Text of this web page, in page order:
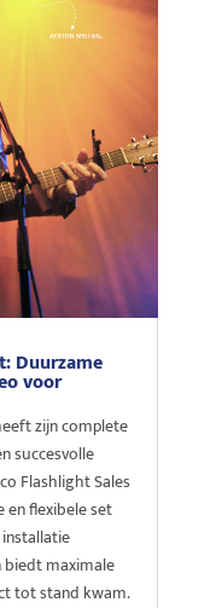
Duurzame
voor
zijn complete
succesvolle
Flashlight Sales
en flexibele set
maximale
tot stand kwam.